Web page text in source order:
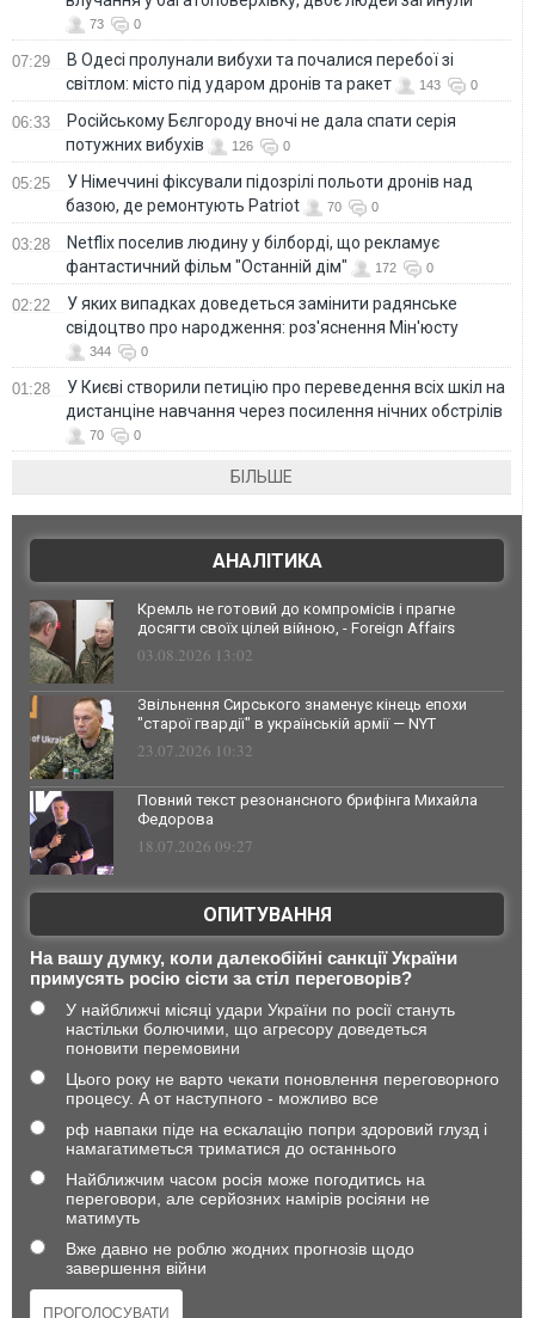
73 0
07:29
В Одесі пролунали вибухи та почалися перебої зі
світлом: місто під ударом дронів та ракет
143 0
06:33
Російському Бєлгороду вночі не дала спати серія
потужних вибухів
126 0
05:25
У Німеччині фіксували підозрілі польоти дронів над
базою, де ремонтують Patriot
70 0
03:28
Netflix поселив людину у білборді, що рекламує
фантастичний фільм "Останній дім"
172 0
02:22
У яких випадках доведеться замінити радянське
свідоцтво про народження: роз'яснення Мін'юсту
344 0
01:28
У Києві створили петицію про переведення всіх шкіл на
дистанціне навчання через посилення нічних обстрілів
70 0
БІЛЬШЕ
АНАЛІТИКА
Кремль не готовий до компромісів і прагне
досягти своїх цілей війною, - Foreign Affairs
03.08.2026 13:02
Звільнення Сирського знаменує кінець епохи
"старої гвардії" в українській армії — NYT
23.07.2026 10:32
Повний текст резонансного брифінга Михайла
Федорова
18.07.2026 09:27
ОПИТУВАННЯ
На вашу думку, коли далекобійні санкції України
примусять росію сісти за стіл переговорів?
У найближчі місяці удари України по росії стануть
настільки болючими, що агресору доведеться
поновити перемовини
Цього року не варто чекати поновлення переговорного
процесу. А от наступного - можливо все
рф навпаки піде на ескалацію попри здоровий глузд і
намагатиметься триматися до останнього
Найближчим часом росія може погодитись на
переговори, але серйозних намірів росіяни не
матимуть
Вже давно не роблю жодних прогнозів щодо
завершення війни